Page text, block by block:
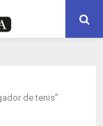
de tenis”